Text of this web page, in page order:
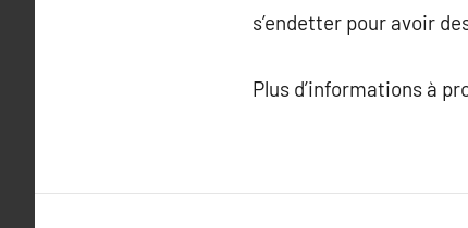
s’endetter pour avoir
Plus d’informations à